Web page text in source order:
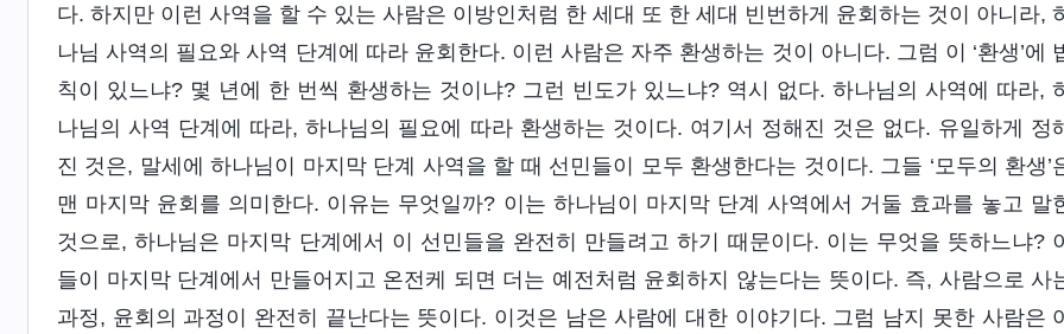
다. 하지만 이런 사역을 할 수 있는 사람은 이방인처럼 한 세대 또 한 세대 빈번하게 윤회하는 것이 아니라,
나님 사역의 필요와 사역 단계에 따라 윤회한다. 이런 사람은 자주 환생하는 것이 아니다. 그럼 이 ‘환생’에
칙이 있느냐? 몇 년에 한 번씩 환생하는 것이냐? 그런 빈도가 있느냐? 역시 없다. 하나님의 사역에 따라,
나님의 사역 단계에 따라, 하나님의 필요에 따라 환생하는 것이다. 여기서 정해진 것은 없다. 유일하게 정
진 것은, 말세에 하나님이 마지막 단계 사역을 할 때 선민들이 모두 환생한다는 것이다. 그들 ‘모두의 환생’
맨 마지막 윤회를 의미한다. 이유는 무엇일까? 이는 하나님이 마지막 단계 사역에서 거둘 효과를 놓고 말
것으로, 하나님은 마지막 단계에서 이 선민들을 완전히 만들려고 하기 때문이다. 이는 무엇을 뜻하느냐?
들이 마지막 단계에서 만들어지고 온전케 되면 더는 예전처럼 윤회하지 않는다는 뜻이다. 즉, 사람으로 사
과정, 윤회의 과정이 완전히 끝난다는 뜻이다. 이것은 남은 사람에 대한 이야기다. 그럼 남지 못한 사람은